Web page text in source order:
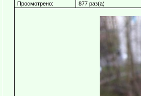
Просмотрено:
877 раз(а)